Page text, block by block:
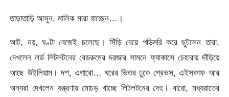
তাড়াতাড়ি আসুন, মালিক মারা যাচ্ছেন…।
আট, নয়, ঘণ্টা বেজেই চলেছে। সিঁড়ি বেয়ে পড়িমরি করে ছুটলেন তারা,
দেখলেন লর্ড লিটলটনের বেডরুমের দরজার সামনে ফ্যাকাসে চেহারায় দাঁড়িয়ে
আছে উইলিয়াম। দশ, এগারো… ঘরের ভিতর ঢুকে গ্রেভস, এইসকাফ আর
অন্যরা দেখলেন যন্ত্রণায় মোচড় খাচ্ছে লিটলটনের দেহ। বারো, মধ্যরাতের